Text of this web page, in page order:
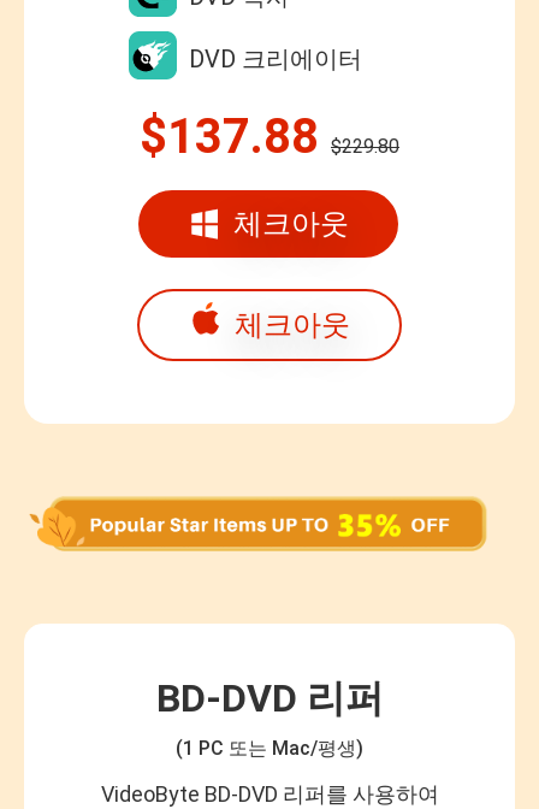
DVD 크리에이터
$137.88 $229.80
체크아웃
체크아웃
BD-DVD 리퍼
(1 PC 또는 Mac/평생)
VideoByte BD-DVD 리퍼를 사용하여